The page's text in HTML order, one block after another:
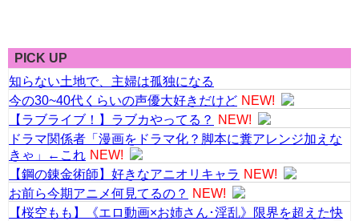
PICK UP
知らない土地で、主婦は孤独になる
今の30~40代くらいの声優大好きだけど NEW!
【ラブライブ！】ラブカやってる？
NEW!
ドラマ関係者「漫画をドラマ化？脚本に糞アレンジ加えな
きゃ」←これ NEW!
【鋼の錬金術師】好きなアニオリキャラ NEW!
お前ら今期アニメ何見てるの？
NEW!
【桜空もも】《エロ動画×お姉さん･淫乱》限界を超えた快